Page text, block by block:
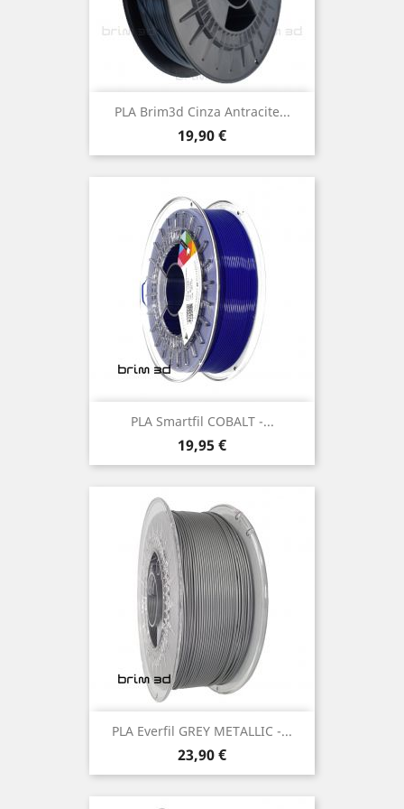
PLA Brim3d Cinza Antracite...
Preço
19,90 €
PLA Smartfil COBALT -...
Preço
19,95 €
PLA Everfil GREY METALLIC -...
Preço
23,90 €